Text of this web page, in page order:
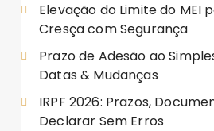
Elevação do Limite do MEI
Cresça com Segurança
Prazo de Adesão ao
Datas & Mudanças
IRPF 2026: Prazos,
Declarar Sem Erros